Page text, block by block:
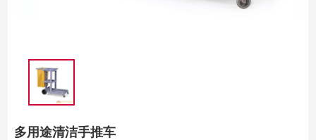
多用途清洁手推车